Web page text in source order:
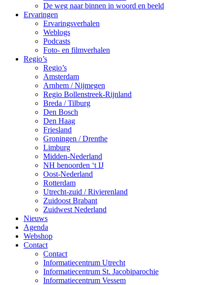
De weg naar binnen in woord en beeld
Ervaringen
Ervaringsverhalen
Weblogs
Podcasts
Foto- en filmverhalen
Regio’s
Regio’s
Amsterdam
Arnhem / Nijmegen
Regio Bollenstreek-Rijnland
Breda / Tilburg
Den Bosch
Den Haag
Friesland
Groningen / Drenthe
Limburg
Midden-Nederland
NH benoorden ‘t IJ
Oost-Nederland
Rotterdam
Utrecht-zuid / Rivierenland
Zuidoost Brabant
Zuidwest Nederland
Nieuws
Agenda
Webshop
Contact
Contact
Informatiecentrum Utrecht
Informatiecentrum St. Jacobiparochie
Informatiecentrum Vessem